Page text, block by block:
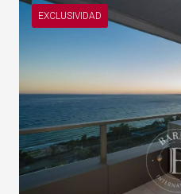
EXCLUSIVIDAD